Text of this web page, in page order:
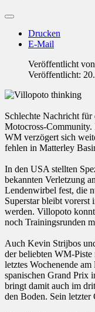
Drucken
E-Mail
Veröffentlicht von
Veröffentlicht:
Schlechte Nachricht
Motocross-
WM verzögert sich
fehlen in Matterley
In den USA stellten
bekannten Verletzung
Lendenwirbel fest, die
Superstar bleibt vorerst
werden. Villopoto
noch Trainingsrunden
Auch Kevin Strijbos
der beliebten WM-Piste
letztes Wochenende
spanischen Grand Prix
bringt damit auch im
den Boden. Sein letzter